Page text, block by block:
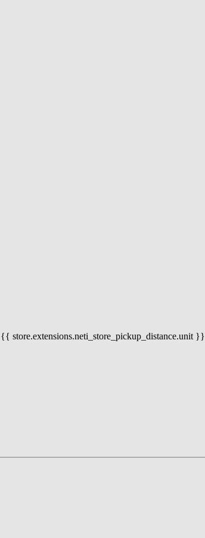
store.extensions.neti_store_pickup_distance.unit }}